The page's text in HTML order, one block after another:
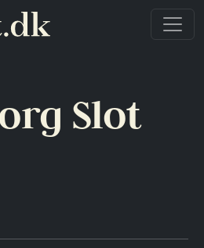
Slot